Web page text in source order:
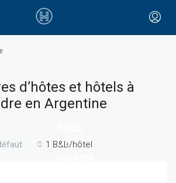
d’hôtes et hôtels à
en Argentine
1 B&B/hôtel
On